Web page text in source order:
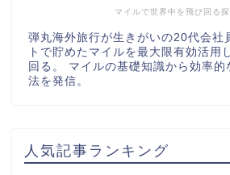
マイルで世界中を飛び回る
弾丸海外旅行が生きがいの20代会社
トで貯めたマイルを最大限有効活用
回る。 マイルの基礎知識から効率
法を発信。
人気記事ランキング